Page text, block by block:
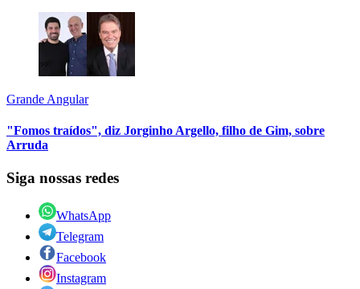
Grande Angular
"Fomos traídos", diz Jorginho Argello, filho de Gim, sobre
Arruda
Siga nossas redes
WhatsApp
Telegram
Facebook
Instagram